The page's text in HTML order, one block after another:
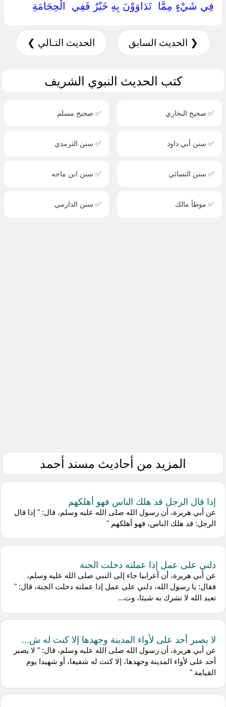
فِي شَيْءٍ مِمَّا ‏ ‏تَدَاوَوْنَ بِهِ خَيْرٌ فَفِي ‏ ‏الْحِجَامَةِ ‏
❮ الحديث السابق الحديث التـالي ❯
كتب الحديث النبوي الشريف
✅ صحيح البخاري ✅ صحيح مسلم
✅ سنن أبي داود ✅ سنن الترمذي
✅ سنن النسائي ✅ سنن ابن ماجه
✅ موطأ مالك ✅ سنن الدارمي
المزيد من أحاديث مسند أحمد
إذا قال الرجل قد هلك الناس فهو أهلكهم
عن أبي هريرة، أن رسول الله صلى الله عليه وسلم، قال: " إذا قال
الرجل: قد هلك الناس، فهو أهلكهم "
دلني على عمل إذا عملته دخلت الجنة
عن أبي هريرة، أن أعرابيا جاء إلى النبي صلى الله عليه وسلم،
فقال: يا رسول الله، دلني على عمل إذا عملته دخلت الجنة، قال: "
تعبد الله لا تشرك به شيئا، وت...
لا يصبر أحد على لأواء المدينة وجهدها إلا كنت له ش...
عن أبي هريرة، أن رسول الله صلى الله عليه وسلم، قال: " لا يصبر
أحد على لأواء المدينة وجهدها، إلا كنت له شفيعا، أو شهيدا يوم
القيامة "